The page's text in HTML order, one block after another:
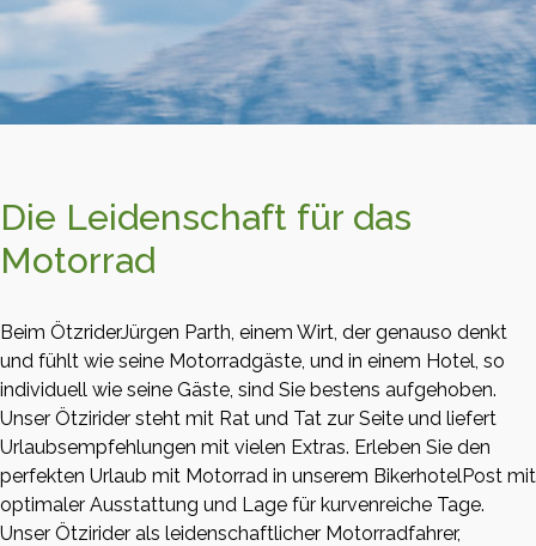
Die Leidenschaft für das
Motorrad
Beim ÖtzriderJürgen Parth, einem Wirt, der genauso denkt
und fühlt wie seine Motorradgäste, und in einem Hotel, so
individuell wie seine Gäste, sind Sie bestens aufgehoben.
Unser Ötzirider steht mit Rat und Tat zur Seite und liefert
Urlaubsempfehlungen mit vielen Extras. Erleben Sie den
perfekten Urlaub mit Motorrad in unserem BikerhotelPost mit
optimaler Ausstattung und Lage für kurvenreiche Tage.
Unser Ötzirider als leidenschaftlicher Motorradfahrer,